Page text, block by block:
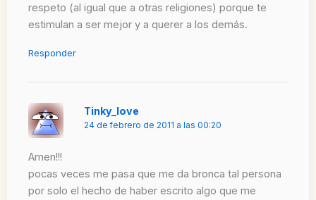
respeto (al igual que a otras religiones) porque te
estimulan a ser mejor y a querer a los demás.
Responder
Tinky_love
24 de febrero de 2011 a las 00:20
Amen!!!
pocas veces me pasa que me da bronca tal persona
por solo el hecho de haber escrito algo que me